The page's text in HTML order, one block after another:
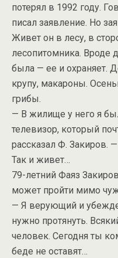
потерял в 1992 году.
писал заявление. Но
Живет он в лесу, в
лесопитомника. Вроде
была — ее и охраняет.
крупу, макароны.
грибы.
— В жилище у него я
телевизор, который
рассказал Ф. Закиров.
Так и живет…
79-летний Фаяз
может пройти мимо
— Я верующий и
нужно протянуть.
человек. Сегодня ты
беде не оставят…